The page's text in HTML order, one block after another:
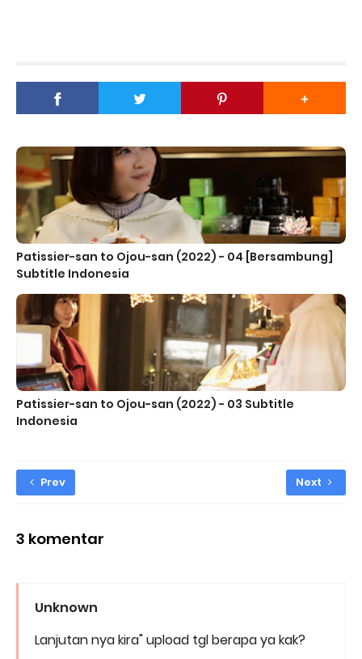
Patissier-san to Ojou-san (2022) - 04 [Bersambung]
Subtitle Indonesia
Patissier-san to Ojou-san (2022) - 03 Subtitle
Indonesia
Prev Next
3 komentar
Unknown
Lanjutan nya kira" upload tgl berapa ya kak?